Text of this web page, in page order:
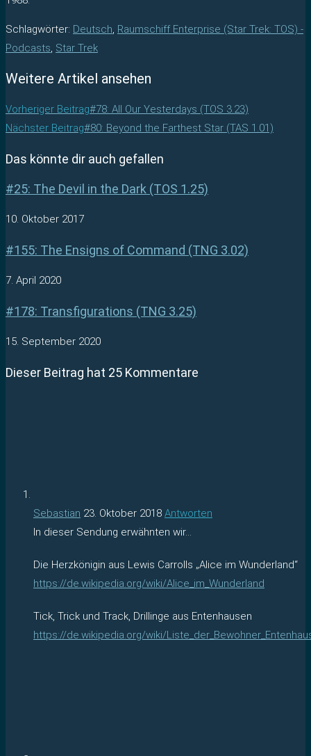
Schlagwörter: Deutsch, Raumschiff Enterprise (Star Trek: TOS) -
Podcasts, Star Trek
Weitere Artikel ansehen
Vorheriger Beitrag#78: All Our Yesterdays (TOS 3.23)
Nächster Beitrag#80: Beyond the Farthest Star (TAS 1.01)
Das könnte dir auch gefallen
#25: The Devil in the Dark (TOS 1.25)
10. Oktober 2017
#155: The Ensigns of Command (TNG 3.02)
7. April 2020
#178: Transfigurations (TNG 3.25)
15. September 2020
Dieser Beitrag hat 25 Kommentare
Sebastian 23. Oktober 2018 Antworten
In dieser Sendung erwähnten wir…
Die Herzkönigin aus Lewis Carrolls „Alice im Wunderland“
https://de.wikipedia.org/wiki/Alice_im_Wunderland
Tick, Trick und Track, Drillinge aus Entenhausen
https://de.wikipedia.org/wiki/